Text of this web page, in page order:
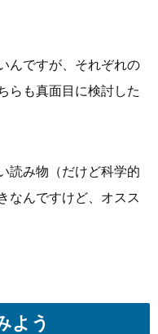
んですが、それぞれの
らも真面目に検討した
読み物（だけど科学的
なんですけど、オスス
よう